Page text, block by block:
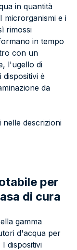
in quantità
microrganismi e i
rimossi
in tempo
con un
l'ugello di
dispositivi è
da
nelle descrizioni
per
di cura
gamma
d'acqua per
dispositivi